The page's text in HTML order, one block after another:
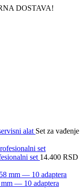
DOSTAVA!
alat Set za vađenje
set 14.400 RSD
— 10 adaptera